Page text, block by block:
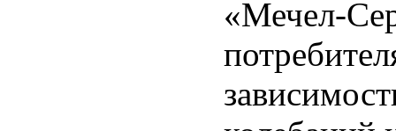
«Мечел-